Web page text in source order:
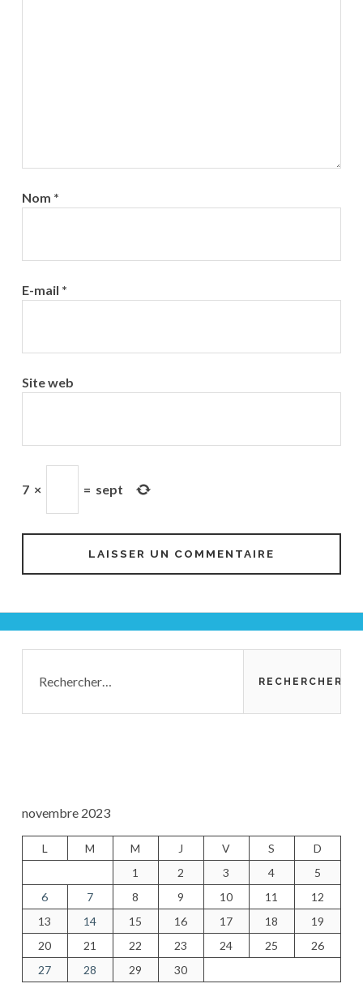
Nom *
E-mail *
Site web
7 × = sept
latérale
principale
novembre 2023
L M M J V S
D
1
2 3 4
5
6
7 8 9 10 11
12
13
14 15 16 17 18
19
20
21 22 23 24 25
26
27
28 29 30